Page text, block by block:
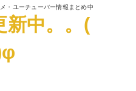
・ユーチューバー情報まとめ中
新中。。(